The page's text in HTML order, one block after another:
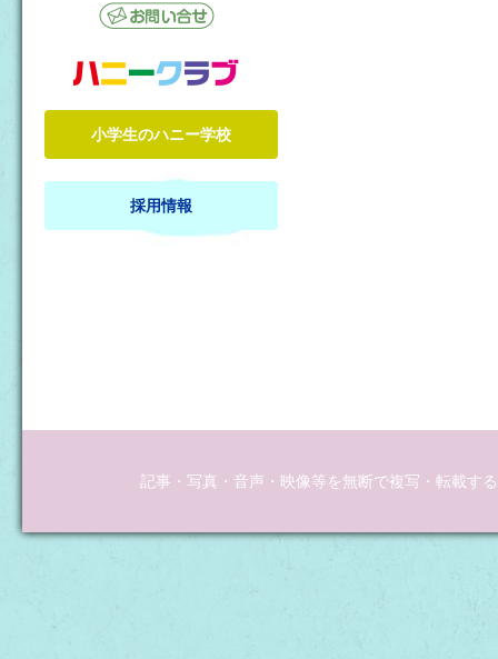
小学生のハニー学校
採用情報
記事・写真・音声・映像等を無断で複写・転載